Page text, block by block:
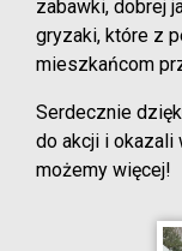
zabawki, dobrej
gryzaki, które z
mieszkańcom
Serdecznie
do akcji i okazali
możemy więcej!